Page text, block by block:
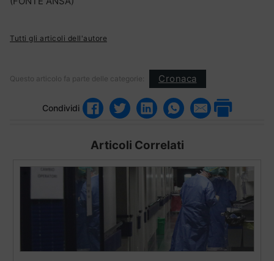
Tutti gli articoli dell'autore
Questo articolo fa parte delle categorie: Cronaca
Condividi
Articoli Correlati